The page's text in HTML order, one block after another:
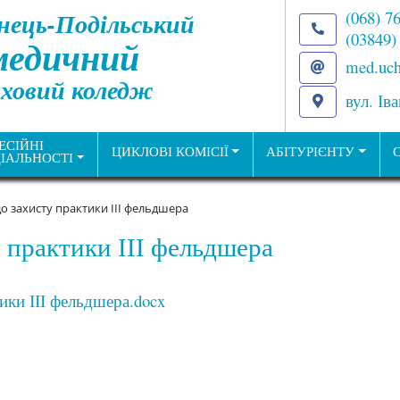
Подільський
коледж
(068)
вул.
ЦИКЛОВІ КОМІСІЇ АБІТУРІЄНТУ
захисту практики ІІІ фельдшера
ІІІ фельдшера
ІІІ фельдшера.docx